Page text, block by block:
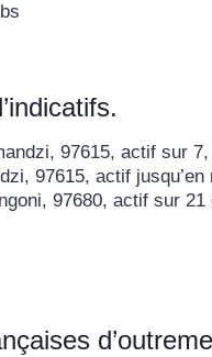
97615, actif sur
97615, actif jusqu’en
97680, actif sur